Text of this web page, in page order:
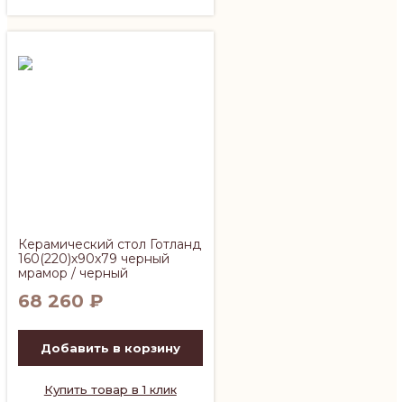
Керамический стол Готланд
160(220)х90х79 черный
мрамор / черный
68 260 ₽
Добавить в корзину
Купить товар в 1 клик